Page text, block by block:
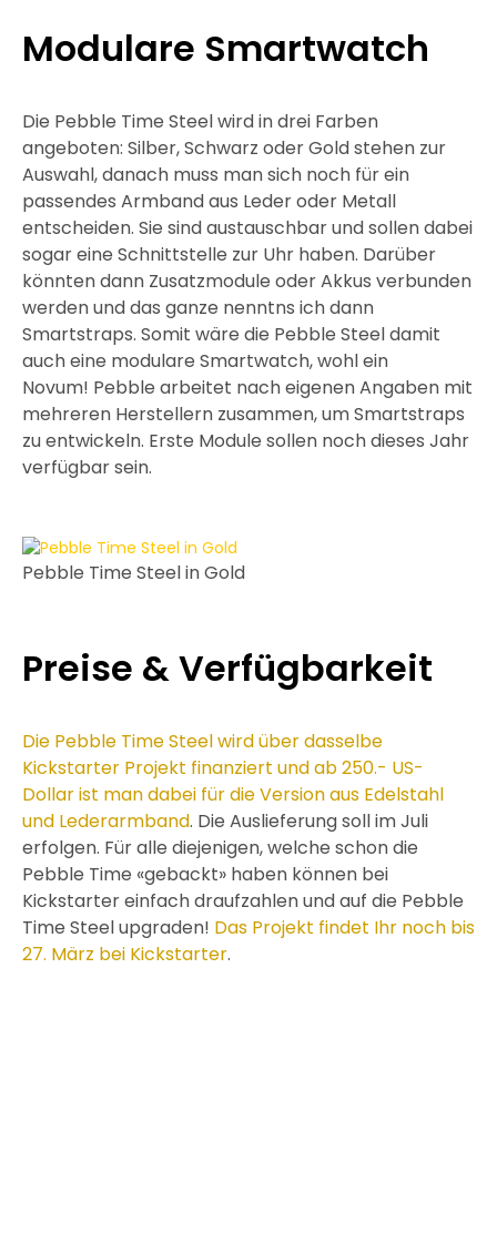
Modulare Smartwatch
Die Pebble Time Steel wird in drei Farben
angeboten: Silber, Schwarz oder Gold stehen zur
Auswahl, danach muss man sich noch für ein
passendes Armband aus Leder oder Metall
entscheiden. Sie sind austauschbar und sollen dabei
sogar eine Schnittstelle zur Uhr haben. Darüber
könnten dann Zusatzmodule oder Akkus verbunden
werden und das ganze nenntns ich dann
Smartstraps. Somit wäre die Pebble Steel damit
auch eine modulare Smartwatch, wohl ein
Novum! Pebble arbeitet nach eigenen Angaben mit
mehreren Herstellern zusammen, um Smartstraps
zu entwickeln. Erste Module sollen noch dieses Jahr
verfügbar sein.
Pebble Time Steel in Gold
Preise & Verfügbarkeit
Die Pebble Time Steel wird über dasselbe
Kickstarter Projekt finanziert und ab 250.- US-
Dollar ist man dabei für die Version aus Edelstahl
und Lederarmband. Die Auslieferung soll im Juli
erfolgen. Für alle diejenigen, welche schon die
Pebble Time «gebackt» haben können bei
Kickstarter einfach draufzahlen und auf die Pebble
Time Steel upgraden! Das Projekt findet Ihr noch bis
27. März bei Kickstarter.